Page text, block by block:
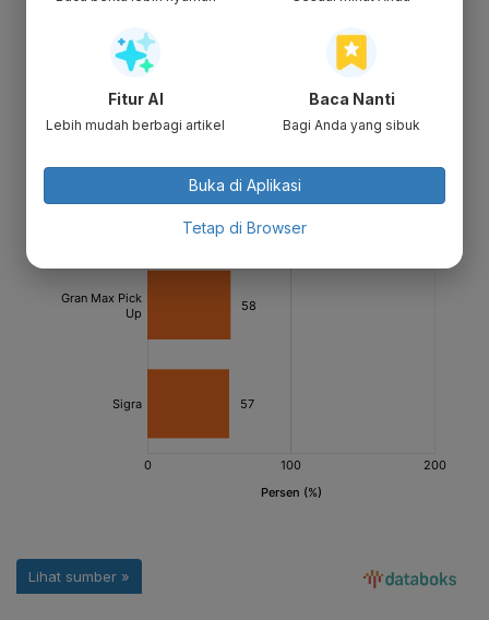
Fitur AI
Lebih mudah berbagi artikel
Baca Nanti
Bagi Anda yang sibuk
Buka di Aplikasi
Tetap di Browser